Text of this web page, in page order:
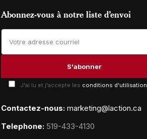
Abonnez-vous à notre liste d’envoi
J'ai lu et j'accepte les conditions d'utilisation
Contactez-nous: marketing@laction.ca
Telephone: 519-433-4130